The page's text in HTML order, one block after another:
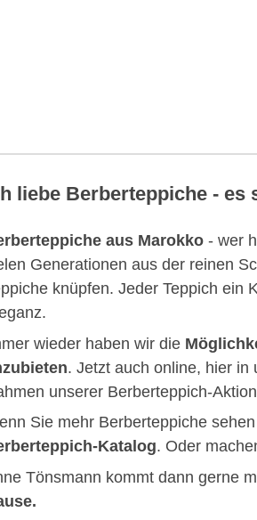
liebe Berberteppiche -
aus Marokko - wer
Generationen aus der reinen
knüpfen. Jeder Teppich ein
wieder haben wir die
. Jetzt auch online, hier in
unserer Berberteppich-
Sie mehr Berberteppiche
Katalog. Oder
Tönsmann kommt dann gerne